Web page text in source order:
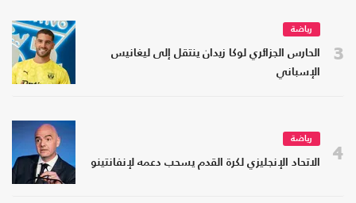
3
رياضة
الحارس الجزائري لوكا زيدان ينتقل إلى ليغانيس
الإسباني
4
رياضة
الاتحاد الإنجليزي لكرة القدم يسحب دعمه لإنفانتينو